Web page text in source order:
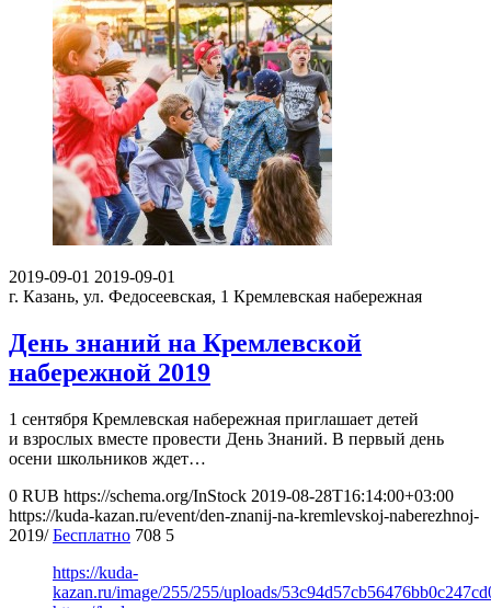
2019-09-01 2019-09-01
г. Казань, ул. Федосеевская, 1 Кремлевская набережная
День знаний на Кремлевской
набережной 2019
1 сентября Кремлевская набережная приглашает детей
и взрослых вместе провести День Знаний. В первый день
осени школьников ждет…
0 RUB https://schema.org/InStock 2019-08-28T16:14:00+03:00
https://kuda-kazan.ru/event/den-znanij-na-kremlevskoj-naberezhnoj-
2019/ Бесплатно 708 5
https://kuda-
kazan.ru/image/255/255/uploads/